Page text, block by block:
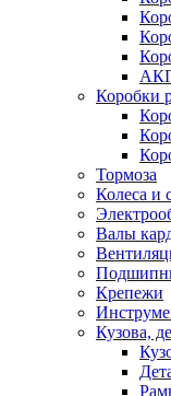
Коробки
Тормоза
Колеса и
Валы
Крепежи
Кузова,